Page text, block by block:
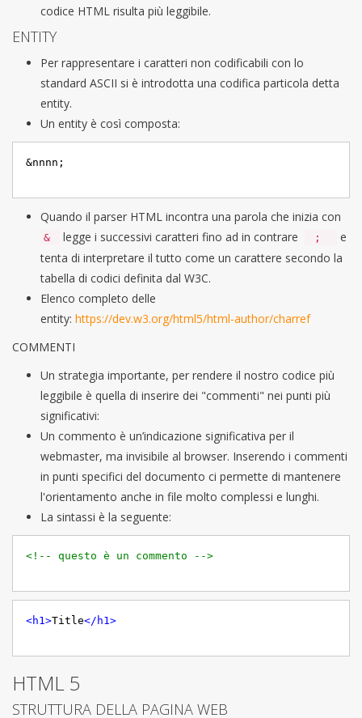
codice HTML risulta più leggibile.
ENTITY
Per rappresentare i caratteri non codificabili con lo
standard ASCII si è introdotta una codifica particola detta
entity.
Un entity è così composta:
Quando il parser HTML incontra una parola che inizia con
& legge i successivi caratteri fino ad in contrare ;
e
tenta di interpretare il tutto come un carattere secondo la
tabella di codici definita dal W3C.
Elenco completo delle
entity: https://dev.w3.org/html5/html-author/charref
COMMENTI
Un strategia importante, per rendere il nostro codice più
leggibile è quella di inserire dei "commenti" nei punti più
significativi:
Un commento è un’indicazione significativa per il
webmaster, ma invisibile al browser. Inserendo i commenti
in punti specifici del documento ci permette di mantenere
l'orientamento anche in file molto complessi e lunghi.
La sintassi è la seguente:
<!-- questo è un commento -->
<h1>Title</ h1>
HTML 5
STRUTTURA DELLA PAGINA WEB